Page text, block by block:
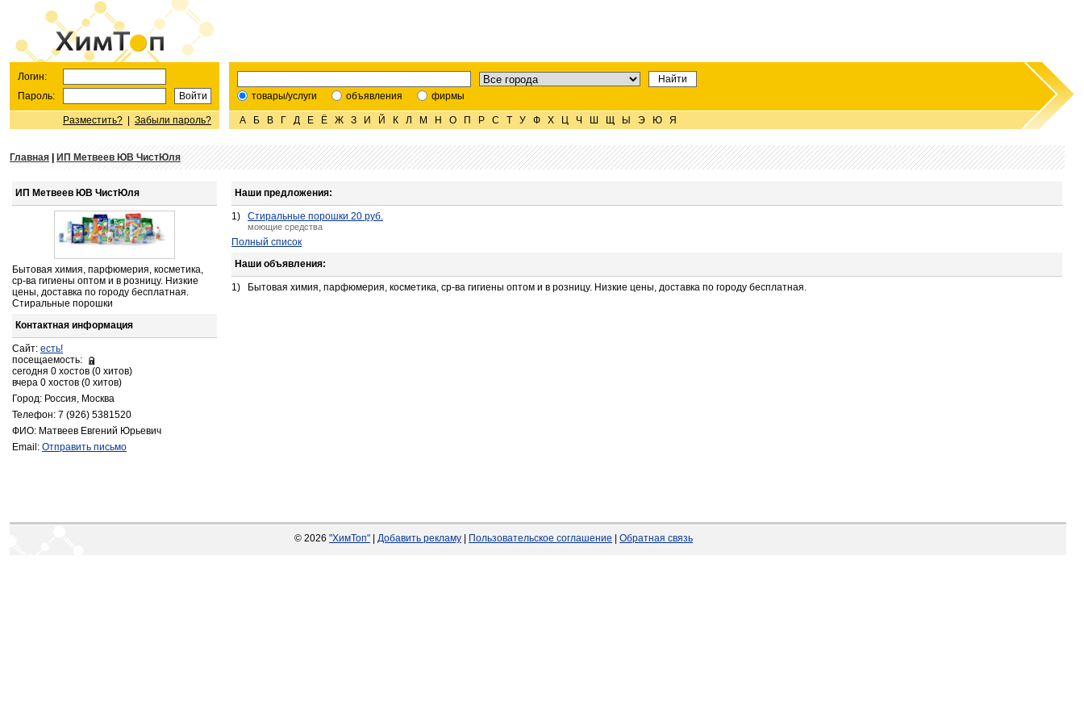
Логин:
Пароль:
Разместить? Забыли пароль?
товары/услуги объявления фирмы
А Б В Г Д Е Ё Ж З И Й К Л М Н О П Р С Т У Ф Х Ц Ч Ш Щ Ы Э Ю Я
Главная ИП Метвеев ЮВ ЧистЮля
ИП Метвеев ЮВ ЧистЮля
Бытовая химия, парфюмерия, косметика,
ср-ва гигиены оптом и в розницу. Низкие
цены, доставка по городу бесплатная.
Стиральные порошки
Контактная информация
Сайт: есть!
посещаемость:
сегодня 0 хостов (0 хитов)
вчера 0 хостов (0 хитов)
Город: Россия, Москва
Телефон: 7 (926) 5381520
ФИО: Матвеев Евгений Юрьевич
Email: Отправить письмо
Наши предложения:
1) Стиральные порошки 20 руб.
моющие средства
Полный список
Наши объявления:
1) Бытовая химия, парфюмерия, косметика, ср-ва гигиены оптом и в розницу. Низкие цены, доставка по городу бесплатная.
© 2026 "ХимТоп" Добавить рекламу Пользовательское соглашение Обратная связь